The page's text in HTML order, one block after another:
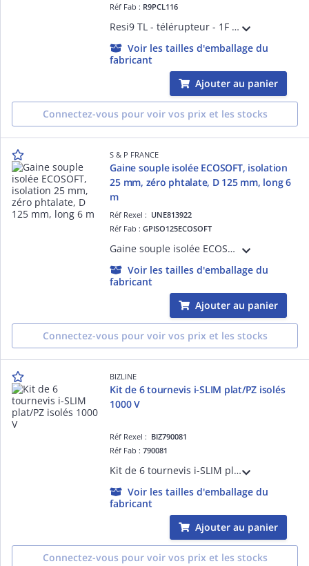
Réf Fab : R9PCL116
Resi9 TL - télérupteur - 1F - Contact auxiliare : sans - 250 V CA 50 Hz - Commande à distance : bouton-poussoir lumineux 3mA - NF - Largeur : 2 pas de 9 mm - blanc RAL 9003 - IP20
Voir les tailles d'emballage du
fabricant
Ajouter au panier
Connectez-vous pour voir vos prix et les stocks
S & P FRANCE
Gaine souple isolée ECOSOFT, isolation
25 mm, zéro phtalate, D 125 mm, long 6
m
Réf Rexel : UNE813922
Réf Fab :GPISO125ECOSOFT
Gaine souple isolée ECOSOFT, isolation laine de verre 25 mm, sans irritation, zéro phtalate, diamètre 125 mm, longueur 6 m
Voir les tailles d'emballage du
fabricant
Ajouter au panier
Connectez-vous pour voir vos prix et les stocks
BIZLINE
Kit de 6 tournevis i-SLIM plat/PZ isolés
1000 V
Réf Rexel : BIZ790081
Réf Fab :790081
Kit de 6 tournevis i-SLIM plat/PZ isolés 1000 V
Voir les tailles d'emballage du
fabricant
Ajouter au panier
Connectez-vous pour voir vos prix et les stocks